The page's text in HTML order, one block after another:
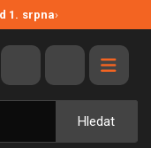
1. srpna›
Hledat